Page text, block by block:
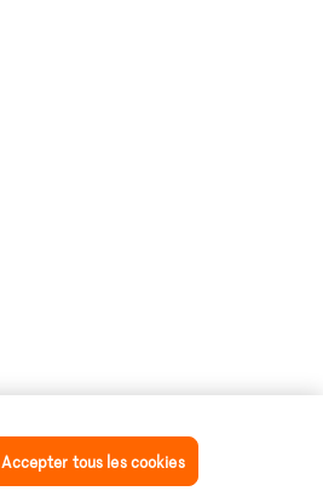
Accepter tous les cookies